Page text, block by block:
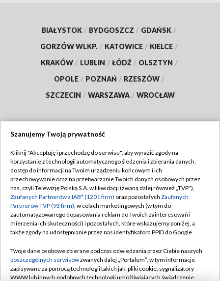
BIAŁYSTOK / BYDGOSZCZ / GDAŃSK /
GORZÓW WLKP. / KATOWICE / KIELCE /
KRAKÓW / LUBLIN / ŁÓDŹ / OLSZTYN /
OPOLE / POZNAŃ / RZESZÓW /
SZCZECIN / WARSZAWA / WROCŁAW
TVP
Abonament TVP
Emisja w TVP
Centrum informacji TVP
Naziemna Telewizja Cyfrowa
Rada Programowa
System NOS
Regulamin TVP
Polityka prywatności
Moje zgody
Pomoc
Kontakt
Szanujemy Twoją prywatność
Kliknij "Akceptuję i przechodzę do serwisu", aby wyrazić zgody na
korzystanie z technologii automatycznego śledzenia i zbierania danych,
dostęp do informacji na Twoim urządzeniu końcowym i ich
przechowywanie oraz na przetwarzanie Twoich danych osobowych przez
nas, czyli Telewizję Polską S.A. w likwidacji (zwaną dalej również „TVP”),
Zaufanych Partnerów z IAB* (1201 firm) oraz pozostałych Zaufanych
Partnerów TVP (93 firm), w celach marketingowych (w tym do
zautomatyzowanego dopasowania reklam do Twoich zainteresowań i
mierzenia ich skuteczności) i pozostałych, które wskazujemy poniżej, a
także zgody na udostępnianie przez nas identyfikatora PPID do Google.
Twoje dane osobowe zbierane podczas odwiedzania przez Ciebie naszych
poszczególnych serwisówzwanych dalej „Portalem”, w tym informacje
zapisywane za pomocą technologii takich jak: pliki cookie, sygnalizatory
WWW lub innych podobnych technologii umożliwiających świadczenie